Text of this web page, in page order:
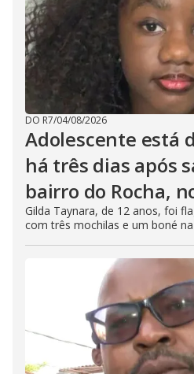
DO R7/04/08/2026
Adolescente está
há três dias após
bairro do Rocha,
Gilda Taynara, de 12 anos, foi
com três mochilas e um boné